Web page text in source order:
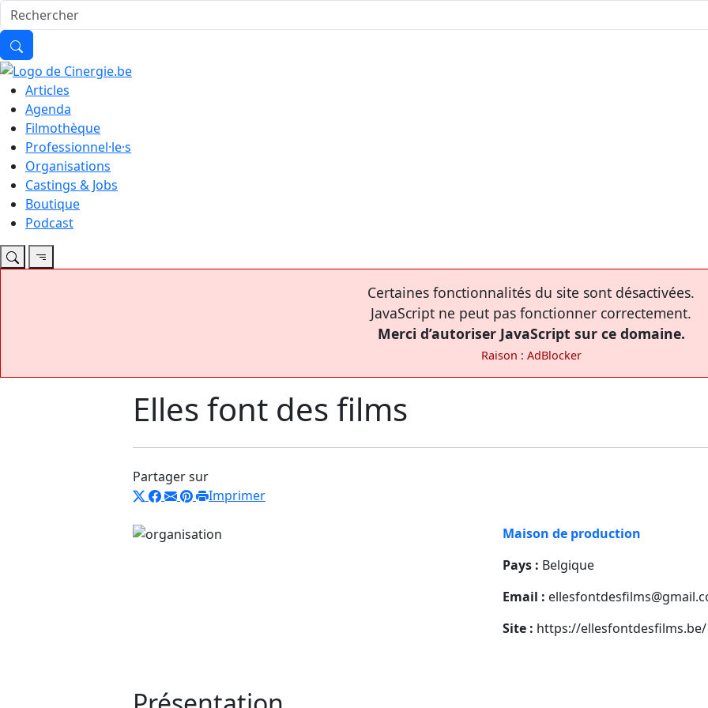
Articles
Agenda
Filmothèque
Professionnel·le·s
Organisations
Castings & Jobs
Boutique
Podcast
Certaines fonctionnalités du site sont désactivées.
JavaScript ne peut pas fonctionner correctement.
Merci d’autoriser JavaScript sur ce domaine.
Raison : AdBlocker
Elles font des films
Partager sur
Imprimer
Maison de production
Pays : Belgique
Email :
Site : https://ellesfontdesfilms.be/